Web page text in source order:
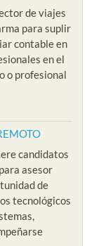
de viajes
para suplir
contable en
en el
o profesional
candidatos
asesor
de
tecnológicos